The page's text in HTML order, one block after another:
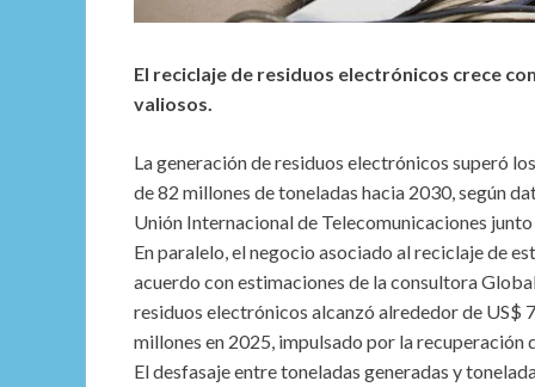
El reciclaje de residuos electrónicos crece
valiosos.
La generación de residuos electrónicos superó
de 82 millones de toneladas hacia 2030, según
Unión Internacional de Telecomunicaciones
En paralelo, el negocio asociado al reciclaje de
acuerdo con estimaciones de la consultora
residuos electrónicos alcanzó alrededor de US$
millones en 2025, impulsado por la recuperación
El desfasaje entre toneladas generadas y